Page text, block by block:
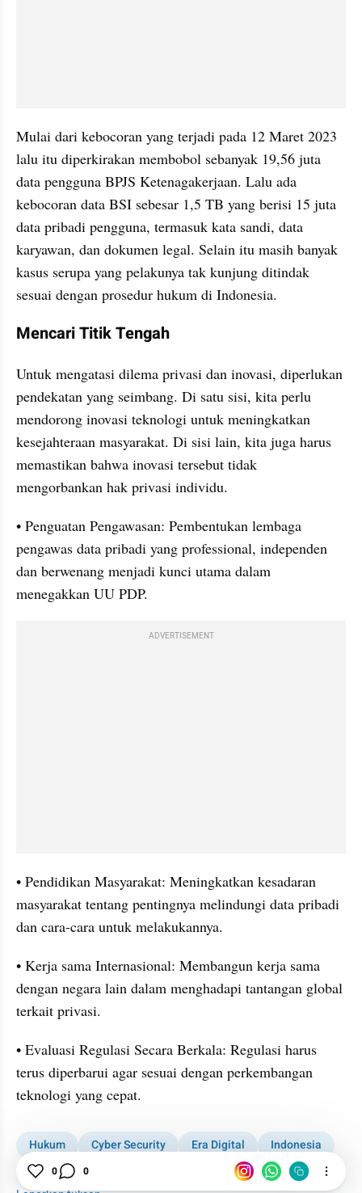
Mulai dari kebocoran yang terjadi pada 12 Maret 2023
lalu itu diperkirakan membobol sebanyak 19,56 juta
data pengguna BPJS Ketenagakerjaan. Lalu ada
kebocoran data BSI sebesar 1,5 TB yang berisi 15 juta
data pribadi pengguna, termasuk kata sandi, data
karyawan, dan dokumen legal. Selain itu masih banyak
kasus serupa yang pelakunya tak kunjung ditindak
sesuai dengan prosedur hukum di Indonesia.
Mencari Titik Tengah
Untuk mengatasi dilema privasi dan inovasi, diperlukan
pendekatan yang seimbang. Di satu sisi, kita perlu
mendorong inovasi teknologi untuk meningkatkan
kesejahteraan masyarakat. Di sisi lain, kita juga harus
memastikan bahwa inovasi tersebut tidak
mengorbankan hak privasi individu.
• Penguatan Pengawasan: Pembentukan lembaga
pengawas data pribadi yang professional, independen
dan berwenang menjadi kunci utama dalam
menegakkan UU PDP.
ADVERTISEMENT
• Pendidikan Masyarakat: Meningkatkan kesadaran
masyarakat tentang pentingnya melindungi data pribadi
dan cara-cara untuk melakukannya.
• Kerja sama Internasional: Membangun kerja sama
dengan negara lain dalam menghadapi tantangan global
terkait privasi.
• Evaluasi Regulasi Secara Berkala: Regulasi harus
terus diperbarui agar sesuai dengan perkembangan
teknologi yang cepat.
Hukum Cyber Security Era Digital
Indonesia
Data Pribadi
0 0